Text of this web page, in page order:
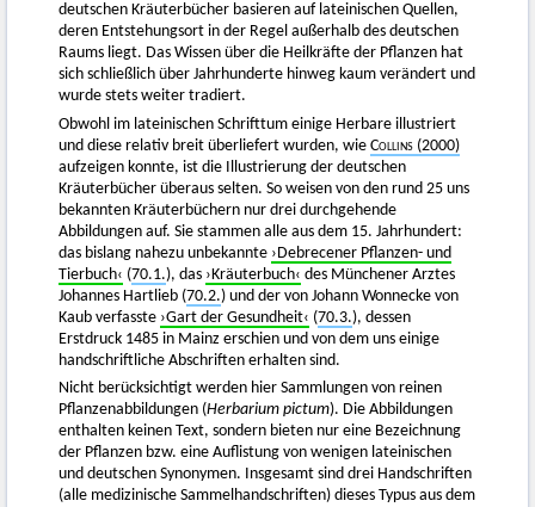
deutschen Kräuterbücher basieren auf lateinischen Quellen,
deren Entstehungsort in der Regel außerhalb des deutschen
Raums liegt. Das Wissen über die Heilkräfte der Pflanzen hat
sich schließlich über Jahrhunderte hinweg kaum verändert und
wurde stets weiter tradiert.
Obwohl im lateinischen Schrifttum einige Herbare illustriert
und diese relativ breit überliefert wurden, wieCollins (2000)
aufzeigen konnte, ist die Illustrierung der deutschen
Kräuterbücher überaus selten. So weisen von den rund 25 uns
bekannten Kräuterbüchern nur drei durchgehende
Abbildungen auf. Sie stammen alle aus dem 15. Jahrhundert:
das bislang nahezu unbekannte ›Debrecener Pflanzen- und
Tierbuch‹ (70.1.), das ›Kräuterbuch‹ des Münchener Arztes
Johannes Hartlieb (70.2.) und der von Johann Wonnecke von
Kaub verfasste ›Gart der Gesundheit‹ (70.3.), dessen
Erstdruck 1485 in Mainz erschien und von dem uns einige
handschriftliche Abschriften erhalten sind.
Nicht berücksichtigt werden hier Sammlungen von reinen
Pflanzenabbildungen (Herbarium pictum). Die Abbildungen
enthalten keinen Text, sondern bieten nur eine Bezeichnung
der Pflanzen bzw. eine Auflistung von wenigen lateinischen
und deutschen Synonymen. Insgesamt sind drei Handschriften
(alle medizinische Sammelhandschriften) dieses Typus aus dem